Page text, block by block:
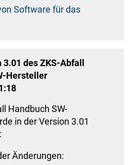
Software für das
3.01 des ZKS-Abfall
Hersteller
Handbuch SW-
in der Version 3.01
Änderungen: